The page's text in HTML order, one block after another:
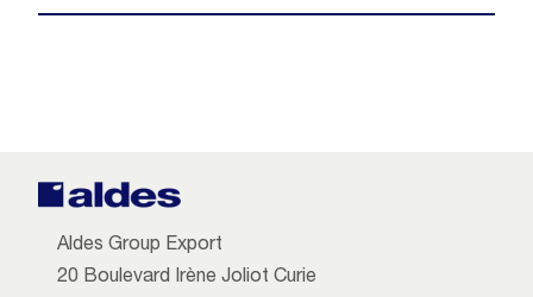
Aldes Group Export
20 Boulevard Irène Joliot Curie